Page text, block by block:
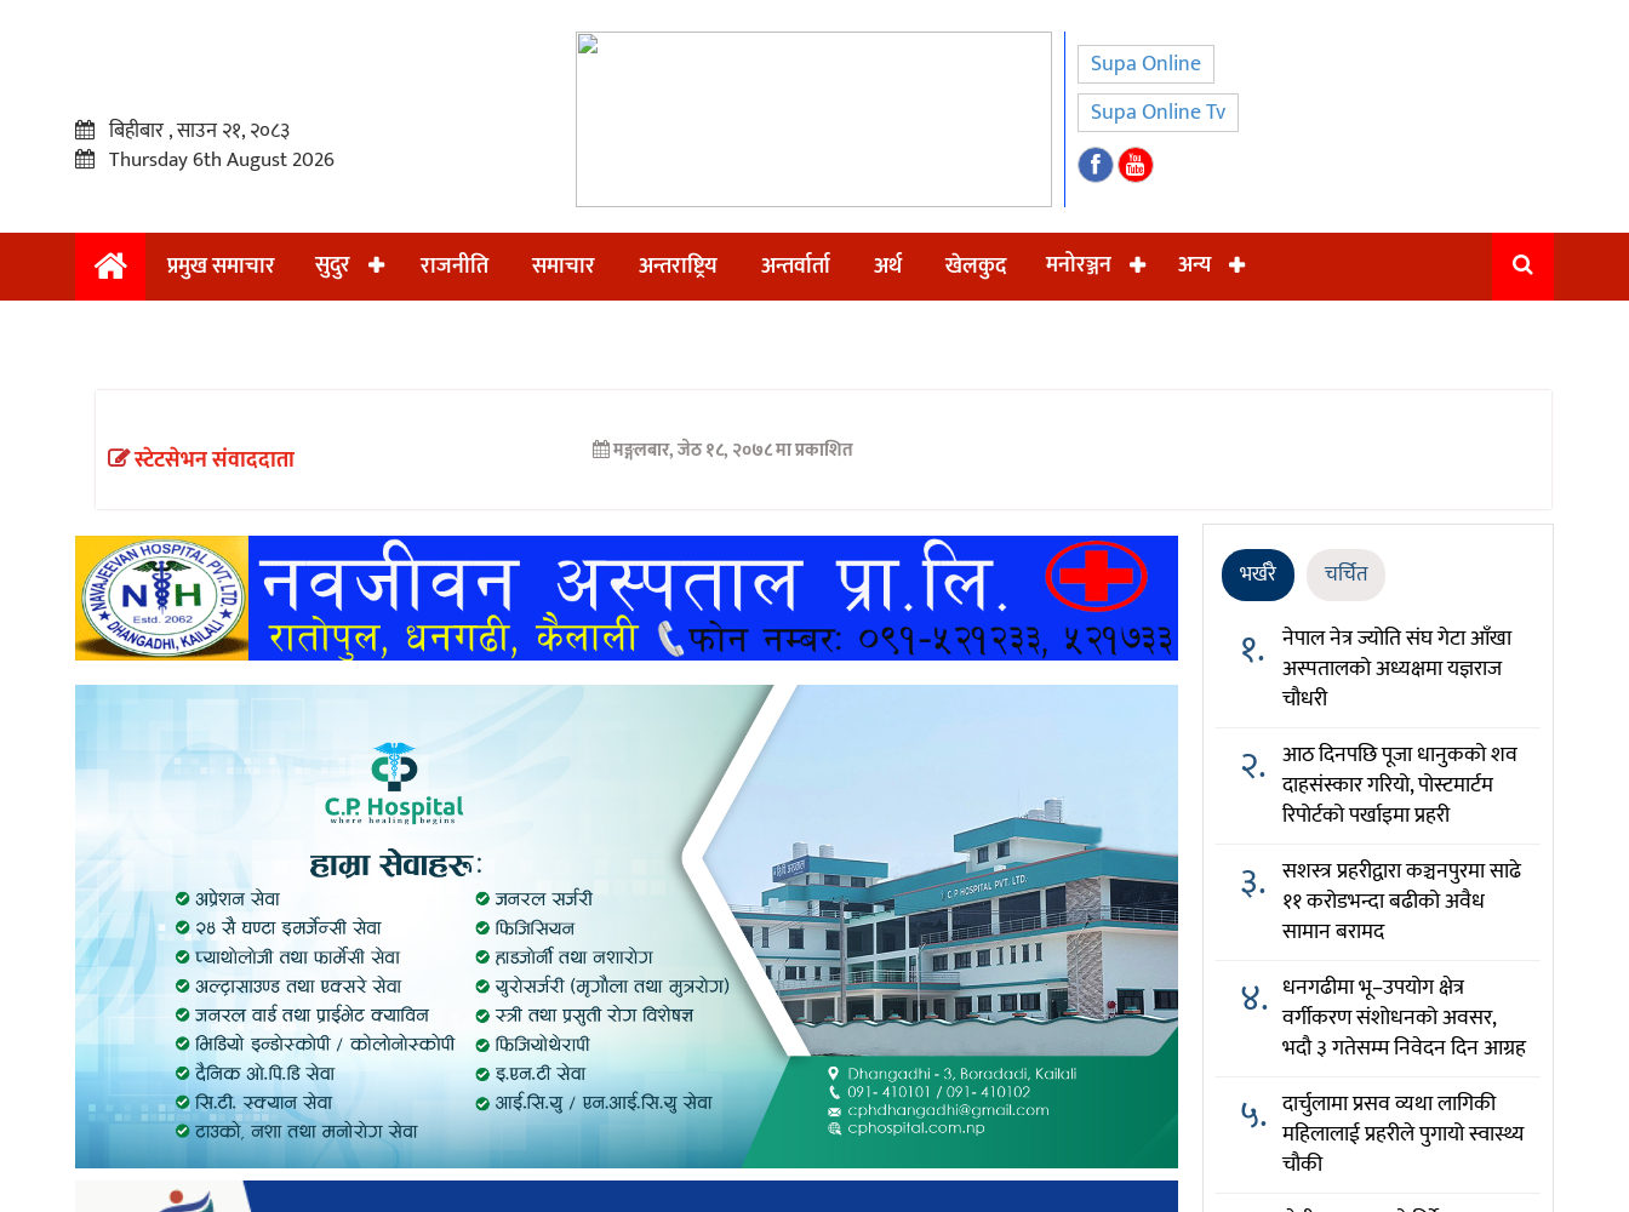
प्रमुख
अन्तराष्ट्रिय
अन्तर्वार्ता
खेलकुद
बिहीबार , साउन २१, २०८३
Thursday 6th August 2026
Supa Online
Supa Online Tv
प्रमुख समाचार सुदुर राजनीति समाचार अन्तराष्ट्रिय अन्तर्वार्ता अर्थ खेलकुद मनोरञ्जन अन्य
स्टेटसेभन संवाददाता मङ्गलबार, जेठ १८, २०७८ मा प्रकाशित
भर्खरै चर्चित
१. नेपाल नेत्र ज्योति संघ गेटा आँखा
अस्पतालको अध्यक्षमा यज्ञराज
चौधरी
२. आठ दिनपछि पूजा धानुकको शव
दाहसंस्कार गरियो, पोस्टमार्टम
रिपोर्टको पर्खाइमा प्रहरी
३. सशस्त्र प्रहरीद्वारा कञ्चनपुरमा साढे
११ करोडभन्दा बढीको अवैध
सामान बरामद
४. धनगढीमा भू–उपयोग क्षेत्र
वर्गीकरण संशोधनको अवसर,
भदौ ३ गतेसम्म निवेदन दिन आग्रह
५. दार्चुलामा प्रसव व्यथा लागिकी
महिलालाई प्रहरीले पुगायो स्वास्थ्य
चौकी